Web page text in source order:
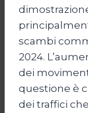
scambi
2024.
dei
questione è
dei traffici